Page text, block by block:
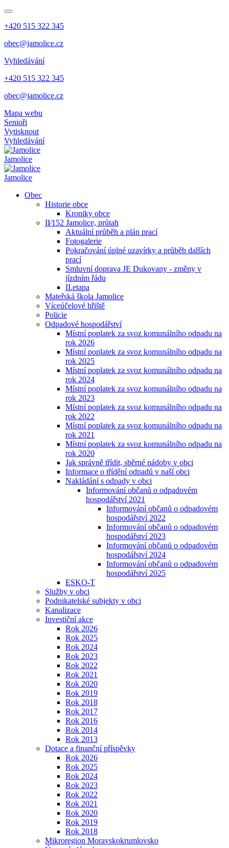
+420 515 322 345
obec@jamolice.cz
Vyhledávání
+420 515 322 345
obec@jamolice.cz
Mapa webu
Senioři
Vytisknout
Vyhledávání
Jamolice
Jamolice
Obec
Historie obce
Kroniky obce
II⁄152 Jamolice, průtah
Aktuální průběh a plán prací
Fotogalerie
Pokračování úplné uzavírky a průběh dalších
prací
Smluvní doprava JE Dukovany - změny v
jízdním řádu
II.etapa
Mateřská škola Jamolice
Víceúčelové hřiště
Policie
Odpadové hospodářství
Místní poplatek za svoz komunálního odpadu na
rok 2026
Místní poplatek za svoz komunálního odpadu na
rok 2025
Místní poplatek za svoz komunálního odpadu na
rok 2024
Místní poplatek za svoz komunálního odpadu na
rok 2023
Místní poplatek za svoz komunálního odpadu na
rok 2022
Místní poplatek za svoz komunálního odpadu na
rok 2021
Místní poplatek za svoz komunálního odpadu na
rok 2020
Jak správně třídit, sběrné nádoby v obci
Informace o třídění odpadů v naší obci
Nakládání s odpady v obci
Informování občanů o odpadovém
hospodářství 2021
Informování občanů o odpadovém
hospodářství 2022
Informování občanů o odpadovém
hospodářství 2023
Informování občanů o odpadovém
hospodářství 2024
Informování občanů o odpadovém
hospodářství 2025
ESKO-T
Služby v obci
Podnikatelské subjekty v obci
Kanalizace
Investiční akce
Rok 2026
Rok 2025
Rok 2024
Rok 2023
Rok 2022
Rok 2021
Rok 2020
Rok 2019
Rok 2018
Rok 2017
Rok 2016
Rok 2014
Rok 2013
Dotace a finanční příspěvky
Rok 2026
Rok 2025
Rok 2024
Rok 2023
Rok 2022
Rok 2021
Rok 2020
Rok 2019
Rok 2018
Mikroregion Moravskokrumlovsko